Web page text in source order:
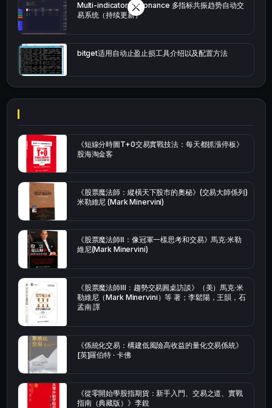
Multi-indicator Resonance 多指标共振趋势自动交
易系统（持续更新）
bitget适用自动止盈止损工具介绍以及配置方法
《短線分時圖T+0交易實戰技法：每天都抓漲停板》
股海淘金客
《股票魔法師：縱橫天下股市的奧秘》(交易大師係列)
米勒維尼 (Mark Minervini)
《股票魔法師Ⅱ：像冠軍一樣思考和交易》馬克·米勒
維尼(Mark Minervini)
《股票魔法師Ⅲ：趨勢交易圓桌訪談》（美）馬克·米
勒維尼（Mark Minervini）等 著；李鬆陽，王韻，石
孟南 譯
《係統化交易：構建低風險高收益的量化交易係統》
[英]羅伯特 · 卡佛
《從零開始學股指期貨：新手入門、交易之道、實戰
指南（典藏版）》李銳